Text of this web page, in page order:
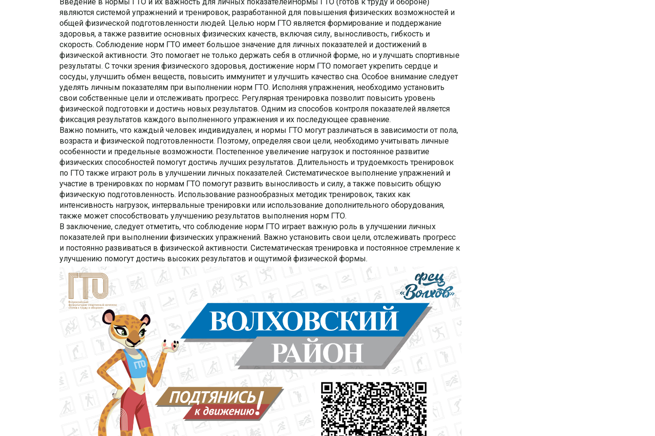
являются системой упражнений и тренировок, разработанной для повышения физических возможностей и
общей физической подготовленности людей. Целью норм ГТО является формирование и поддержание
здоровья, а также развитие основных физических качеств, включая силу, выносливость, гибкость и
скорость. Соблюдение норм ГТО имеет большое значение для личных показателей и достижений в
физической активности. Это помогает не только держать себя в отличной форме, но и улучшать спортивные
результаты. С точки зрения физического здоровья, достижение норм ГТО помогает укрепить сердце и
сосуды, улучшить обмен веществ, повысить иммунитет и улучшить качество сна. Особое внимание следует
уделять личным показателям при выполнении норм ГТО. Исполняя упражнения, необходимо установить
свои собственные цели и отслеживать прогресс. Регулярная тренировка позволит повысить уровень
физической подготовки и достичь новых результатов. Одним из способов контроля показателей является
фиксация результатов каждого выполненного упражнения и их последующее сравнение.
Важно помнить, что каждый человек индивидуален, и нормы ГТО могут различаться в зависимости от пола,
возраста и физической подготовленности. Поэтому, определяя свои цели, необходимо учитывать личные
особенности и предельные возможности. Постепенное увеличение нагрузок и постоянное развитие
физических способностей помогут достичь лучших результатов. Длительность и трудоемкость тренировок
по ГТО также играют роль в улучшении личных показателей. Систематическое выполнение упражнений и
участие в тренировках по нормам ГТО помогут развить выносливость и силу, а также повысить общую
физическую подготовленность. Использование разнообразных методик тренировок, таких как
интенсивность нагрузок, интервальные тренировки или использование дополнительного оборудования,
также может способствовать улучшению результатов выполнения норм ГТО.
В заключение, следует отметить, что соблюдение норм ГТО играет важную роль в улучшении личных
показателей при выполнении физических упражнений. Важно установить свои цели, отслеживать прогресс
и постоянно развиваться в физической активности. Систематическая тренировка и постоянное стремление к
улучшению помогут достичь высоких результатов и ощутимой физической формы.